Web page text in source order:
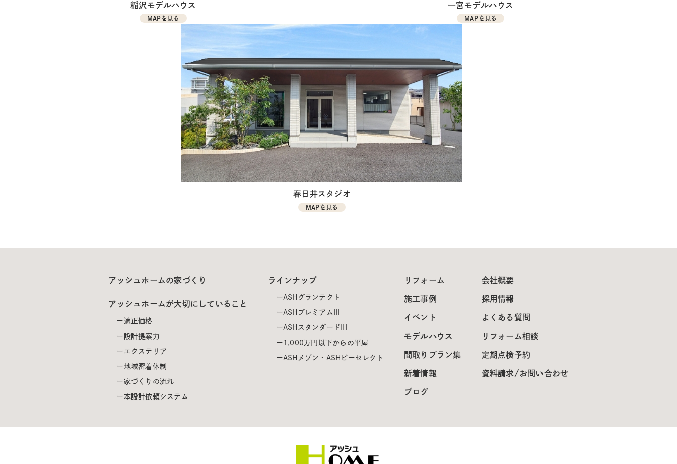
稲沢モデルハウス
MAPを見る
一宮モデルハウス
MAPを見る
春日井スタジオ
MAPを見る
アッシュホームの家づくり
アッシュホームが大切にしていること
適正価格
設計提案力
エクステリア
地域密着体制
家づくりの流れ
本設計依頼システム
ラインナップ
ASHグランテクト
ASHプレミアムIII
ASHスタンダードIII
1,000万円以下からの平屋
ASHメゾン・ASHビーセレクト
リフォーム
施工事例
イベント
モデルハウス
間取りプラン集
新着情報
ブログ
会社概要
採用情報
よくある質問
リフォーム相談
定期点検予約
資料請求/お問い合わせ